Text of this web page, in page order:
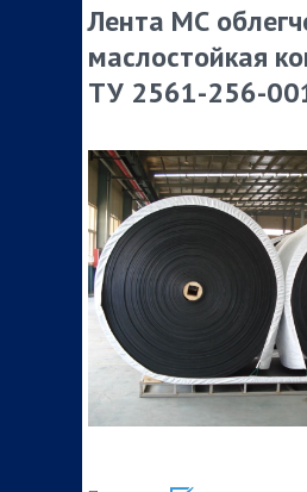
Лента МС
маслостойкая
ТУ 2561-256-